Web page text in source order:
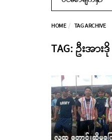
HOME TAG ARCHIVE
TAG: ဦးအားဒို